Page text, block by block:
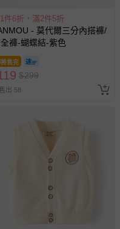
約時即將逾期（例如生鮮
、姓名貼等）。
經拆封、使用，則酌收整
腦軟體（例如 DVD、CD
或一經提供即為完成之線
提供（例如線上課程、遊
身衣物、泳裝、襪子、地
與背巾、包屁衣、學習
件6折，滿2件5折
- 莫代爾三分內搭褲/
褲-蝴蝶結-紫色
將售完
$299
出 58